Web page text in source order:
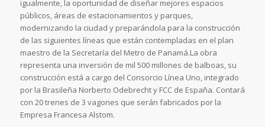
igualmente, la oportunidad de diseñar mejores espacios
públicos, áreas de estacionamientos y parques,
modernizando la ciudad y preparándola para la construcción
de las siguientes líneas que están contempladas en el plan
maestro de la Secretaría del Metro de Panamá.La obra
representa una inversión de mil 500 millones de balboas, su
construcción está a cargo del Consorcio Línea Uno, integrado
por la Brasileña Norberto Odebrecht y FCC de España. Contará
con 20 trenes de 3 vagones que serán fabricados por la
Empresa Francesa Alstom.